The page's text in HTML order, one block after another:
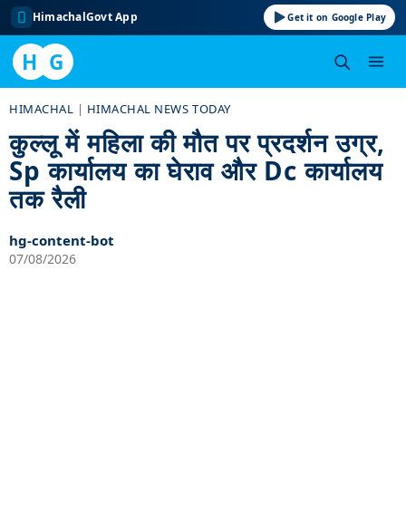
HimachalGovt App Get it on Google Play
H G
content
HIMACHAL | HIMACHAL NEWS TODAY
कुल्लू में महिला की मौत पर प्रदर्शन उग्र,
Sp कार्यालय का घेराव और Dc कार्यालय
तक रैली
hg-content-bot
07/08/2026